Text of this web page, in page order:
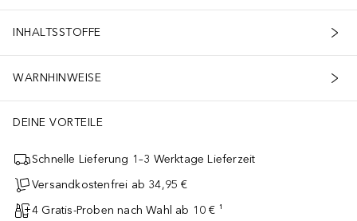
INHALTSSTOFFE
WARNHINWEISE
DEINE VORTEILE
Schnelle Lieferung 1–3 Werktage Lieferzeit
Versandkostenfrei ab 34,95 €
4 Gratis-Proben nach Wahl ab 10 € ¹